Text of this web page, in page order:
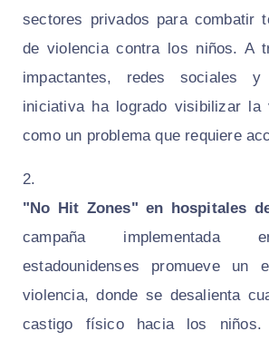
sectores privados para combatir
de violencia contra los niños. A
impactantes, redes sociales
iniciativa ha logrado visibilizar la
como un problema que requiere
"No Hit Zones" en hospitales
campaña implementada
estadounidenses promueve un
violencia, donde se desalienta
castigo físico hacia los niños.